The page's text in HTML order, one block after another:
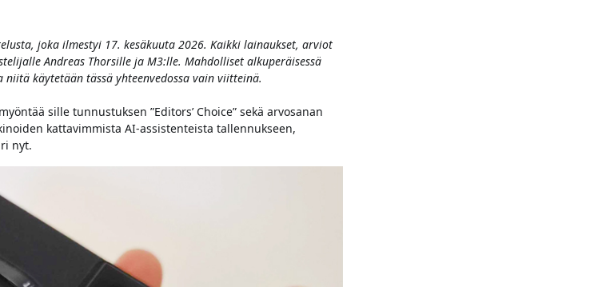
joka ilmestyi 17. kesäkuuta 2026. Kaikki lainaukset, arviot
Andreas Thorsille ja M3:lle. Mahdolliset alkuperäisessä
käytetään tässä yhteenvedossa vain viitteinä.
sille tunnustuksen ”Editors’ Choice” sekä arvosanan
kattavimmista AI-assistenteista tallennukseen,
nyt.